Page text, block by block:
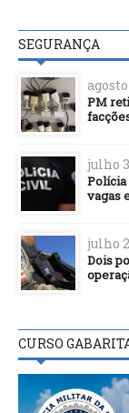
SEGURANÇA
PM
julho
Polícia
vagas
julho
Dois
CURSO